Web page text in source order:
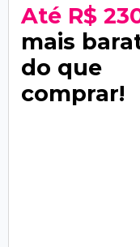
Até R$
mais
do que
comprar!